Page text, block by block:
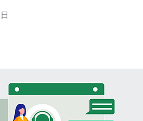
要考虑多少? 评估带